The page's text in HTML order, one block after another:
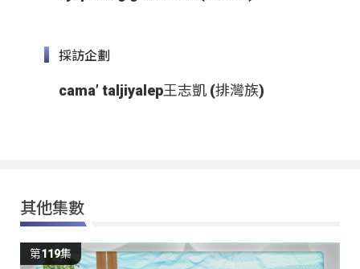
採訪企劃
cama’ taljiyalep王志凱 (排灣族)
其他集數
第119集